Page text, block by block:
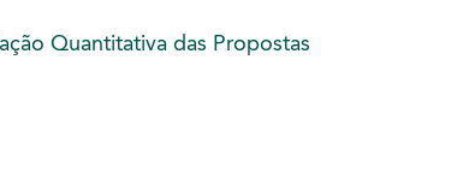
Quantitativa das Propostas